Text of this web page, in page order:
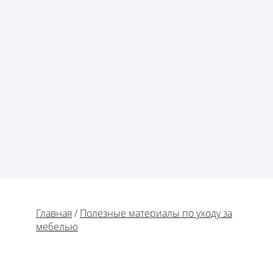
Главная / Полезные материалы по уходу за
мебелью